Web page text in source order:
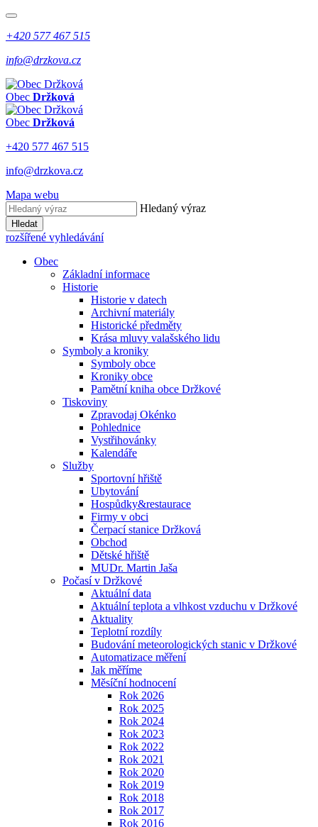
+420 577 467 515
info@drzkova.cz
Obec Držková
Obec Držková
+420 577 467 515
info@drzkova.cz
Mapa webu
Hledaný výraz
Hledat
rozšířené vyhledávání
Obec
Základní informace
Historie
Historie v datech
Archivní materiály
Historické předměty
Krása mluvy valašského lidu
Symboly a kroniky
Symboly obce
Kroniky obce
Pamětní kniha obce Držkové
Tiskoviny
Zpravodaj Okénko
Pohlednice
Vystřihovánky
Kalendáře
Služby
Sportovní hřiště
Ubytování
Hospůdky&restaurace
Firmy v obci
Čerpací stanice Držková
Obchod
Dětské hřiště
MUDr. Martin Jaša
Počasí v Držkové
Aktuální data
Aktuální teplota a vlhkost vzduchu v Držkové
Aktuality
Teplotní rozdíly
Budování meteorologických stanic v Držkové
Automatizace měření
Jak měříme
Měsíční hodnocení
Rok 2026
Rok 2025
Rok 2024
Rok 2023
Rok 2022
Rok 2021
Rok 2020
Rok 2019
Rok 2018
Rok 2017
Rok 2016